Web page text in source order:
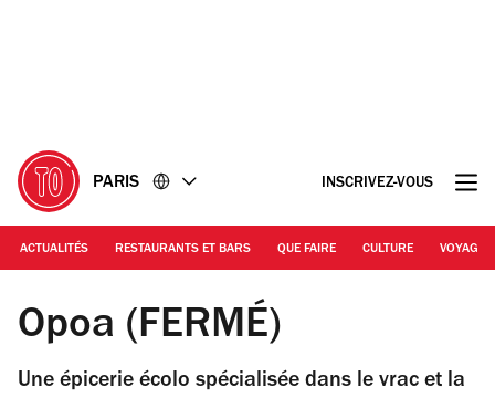
PARIS INSCRIVEZ-VOUS
ACTUALITÉS RESTAURANTS ET BARS QUE FAIRE CULTURE VOYAGE
© Laurine Antoniol
Opoa (FERMÉ)
Une épicerie écolo spécialisée dans le vrac et la